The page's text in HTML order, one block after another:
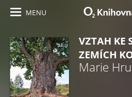
MENU
VZTAH KE
ZEMÍCH
Marie